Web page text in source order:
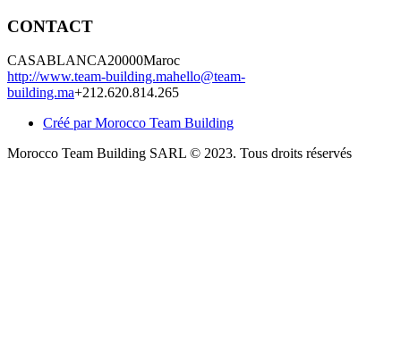
CONTACT
CASABLANCA20000Maroc
http://www.team-building.mahello@team-
building.ma+212.620.814.265
Créé par Morocco Team Building
Morocco Team Building SARL © 2023. Tous droits réservés